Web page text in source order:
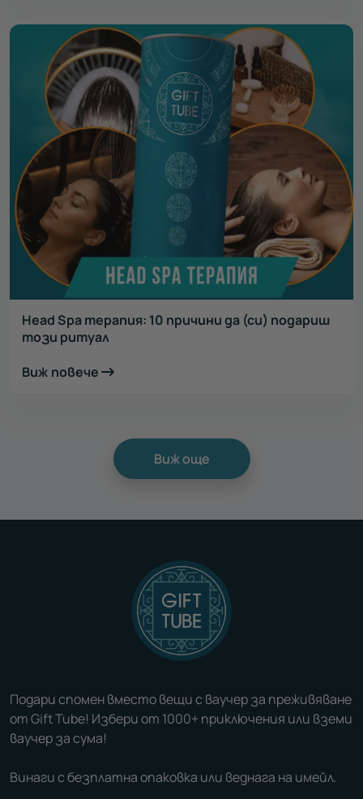
Head Spa терапия: 10 причини да (си) подариш
този ритуал
Виж повече
Виж още
Подари спомен вместо вещи с ваучер за преживяване
от Gift Tube! Избери от 1000+ приключения или вземи
ваучер за сума!
Винаги с безплатна опаковка или веднага на имейл.